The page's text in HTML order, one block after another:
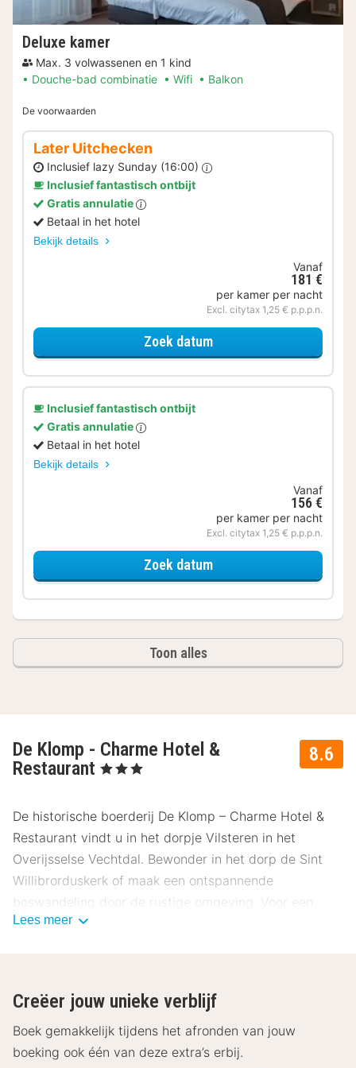
Deluxe kamer
Max. 3 volwassenen en 1 kind
Douche-bad combinatie
Wifi Balkon
De voorwaarden
Later Uitchecken
Inclusief lazy Sunday (16:00)
Inclusief fantastisch ontbijt
Gratis annulatie
Betaal in het hotel
Bekijk details
Vanaf
181 €
per kamer per nacht
Excl. citytax 1,25 € p.p.p.n.
Zoek datumvoor Later Uitchecken
Inclusief fantastisch ontbijt
Gratis annulatie
Betaal in het hotel
Bekijk details
Vanaf
156 €
per kamer per nacht
Excl. citytax 1,25 € p.p.p.n.
Zoek datumvoor Deluxe kamer
Toon alles
8.6
De Klomp - Charme Hotel &
Restaurant , 3 Sterren
De historische boerderij De Klomp – Charme Hotel &
Restaurant vindt u in het dorpje Vilsteren in het
Overijsselse Vechtdal. Bewonder in het dorp de Sint
Willibrorduskerk of maak een ontspannende
boswandeling door de rustige omgeving. Voor een
gezellig dagje winkelen is een uitstapje naar de
Overnacht in een van de 13 kamers van De Klomp –
Charme Hotel & Restaurant die standaard voorzien zijn
van een televisie, telefoon, radio en een badkamer met
Lees meer
Creëer jouw unieke verblijf
Boek gemakkelijk tijdens het afronden van jouw
boeking ook één van deze extra’s erbij.